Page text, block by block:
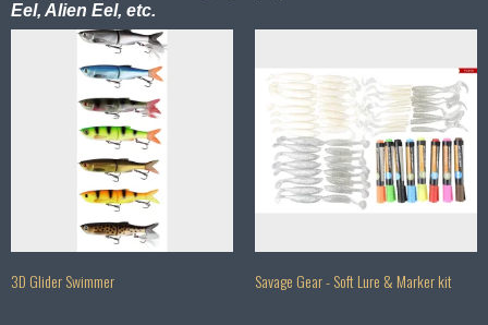
Eel, Alien Eel, etc.
3D Glider Swimmer Savage Gear - Soft Lure & Marker kit